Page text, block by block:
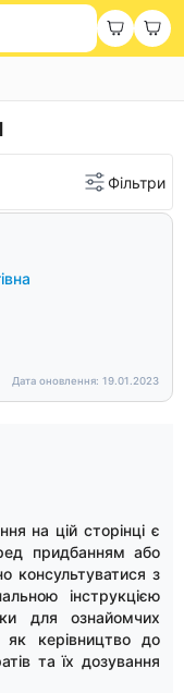
Фільтри
Дата оновлення: 19.01.2023
на цій сторінці є
придбанням або
консультуватися з
інструкцією
для ознайомчих
керівництво до
та їх дозування